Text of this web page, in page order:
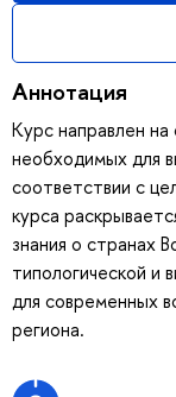
Аннотация
Курс направлен
необходимых для
соответствии с
курса
знания о странах
типологической и
для современных
региона.